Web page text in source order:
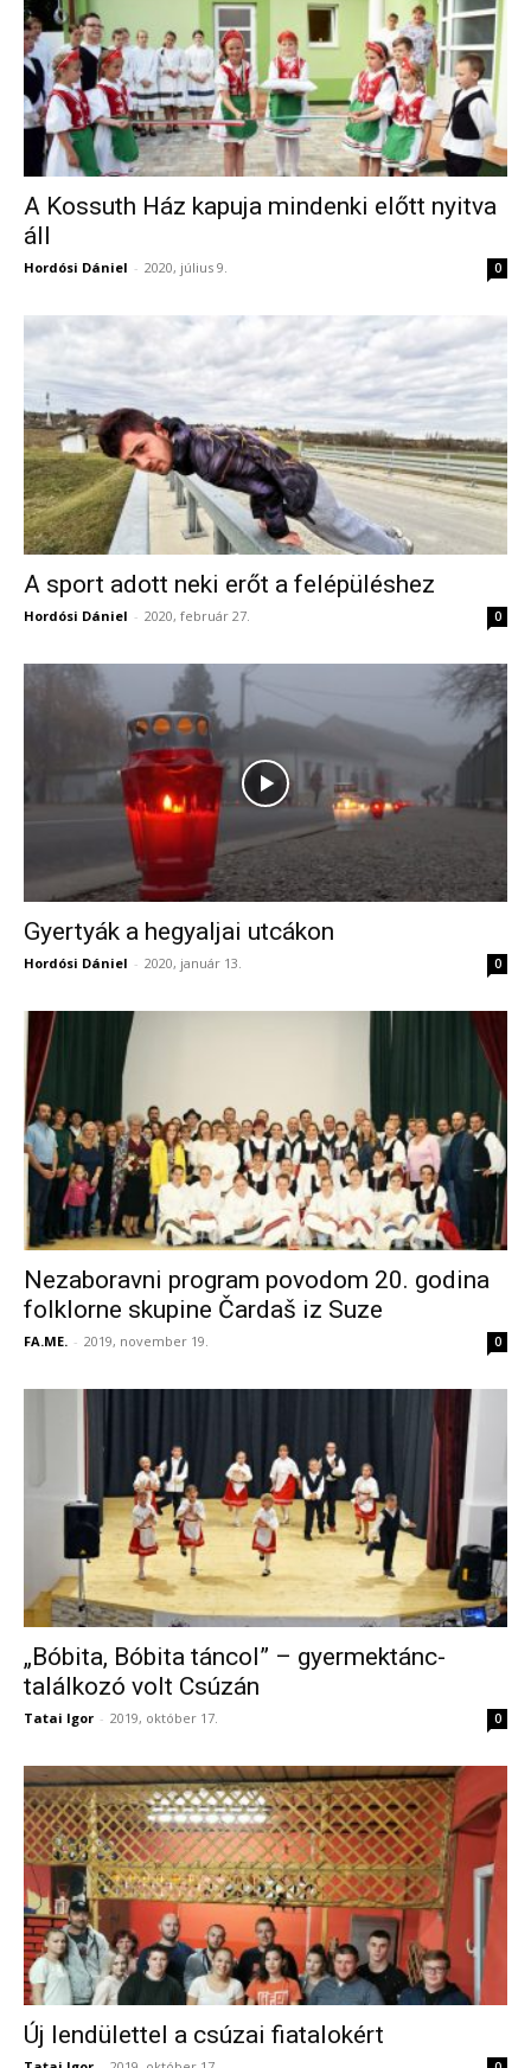
A Kossuth Ház kapuja mindenki előtt nyitva
áll
Hordósi Dániel - 2020, július 9. 0
A sport adott neki erőt a felépüléshez
Hordósi Dániel - 2020, február 27. 0
Gyertyák a hegyaljai utcákon
Hordósi Dániel - 2020, január 13. 0
Nezaboravni program povodom 20. godina
folklorne skupine Čardaš iz Suze
FA.ME. - 2019, november 19. 0
„Bóbita, Bóbita táncol” – gyermektánc-
találkozó volt Csúzán
Tatai Igor - 2019, október 17. 0
Új lendülettel a csúzai fiatalokért